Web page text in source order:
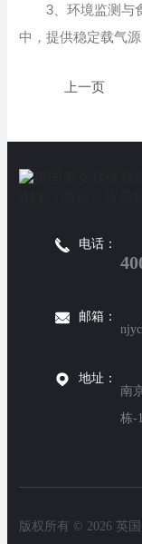
3、环境监测与食
中，提供稳定载气源
电话：
邮箱：
地址：
南
栋-
版权所有 © 2026 英